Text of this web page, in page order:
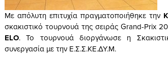
Με απόλυτη επιτυχία πραγματοποιήθηκε την
σκακιστικό τουρνουά της σειράς Grand-Prix
ELO. Το τουρνουά διοργάνωσε η
συνεργασία με την Ε.Σ.Σ.ΚΕ.ΔΥ.Μ.